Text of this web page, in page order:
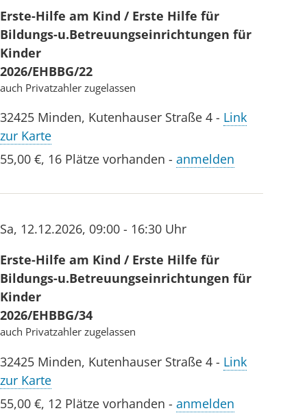
Erste-Hilfe am Kind / Erste Hilfe für
Bildungs-u.Betreuungseinrichtungen für
Kinder
2026/EHBBG/22
auch Privatzahler zugelassen
32425 Minden, Kutenhauser Straße 4 - Link
zur Karte
55,00 €, 16 Plätze vorhanden - anmelden
Sa, 12.12.2026, 09:00 - 16:30 Uhr
Erste-Hilfe am Kind / Erste Hilfe für
Bildungs-u.Betreuungseinrichtungen für
Kinder
2026/EHBBG/34
auch Privatzahler zugelassen
32425 Minden, Kutenhauser Straße 4 - Link
zur Karte
55,00 €, 12 Plätze vorhanden - anmelden